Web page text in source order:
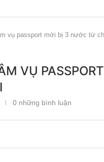
vụ passport mới bị 3 nước từ
VỤ
0 những bình luận